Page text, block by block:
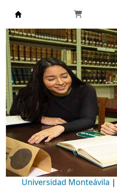
Biblioteca
Universidad Monteávila |